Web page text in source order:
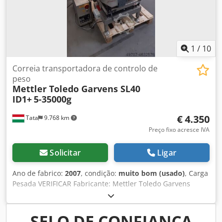
1 / 10
Tata 9.768 km
Correia transportadora de controlo de
peso
Mettler Toledo Garvens SL40
ID1+5-35000g
€ 4.350
Preço fixo acresce IVA
Solicitar Ligar
Ano de fabrico: 2007, condição: muito bom (usado), Carga
Pesada VERIFICAR Fabricante: Mettler Toledo Garvens
GmbH Modelo: SL40 ID1+ Dsdpfsfqpaaox Ab Sswa Ano de
c.: 2007 Carga máxima: 35000g área de peso 1-30 kg
resolução d=5 g, precisão de +/- 5 g potência máxima 40